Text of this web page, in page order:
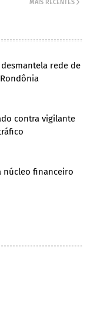
MAIS RECENTES
rede de
contra vigilante
núcleo financeiro